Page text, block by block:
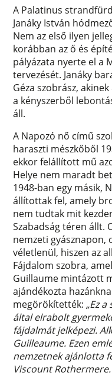
A Palatinus
Janáky István
Nem az első ilyen
korábban az ő és
pályázata nyerte el a
tervezését. Janáky
Géza szobrász,
a kényszerből
áll.
A Napozó nő című
haraszti mészkőből
ekkor felállított mű
Helye nem maradt
1948-ban egy másik,
állítottak fel, amely
nem tudtak mit
Szabadság téren állt.
nemzeti gyásznapon,
véletlenül, hiszen az
Fájdalom szobra,
Guillaume mintázott
ajándékozta
megörökítették: „Ez
által elrabolt
fájdalmát jelképezi.
Guilleaume. Ezen
nemzetnek ajánlotta
Viscount